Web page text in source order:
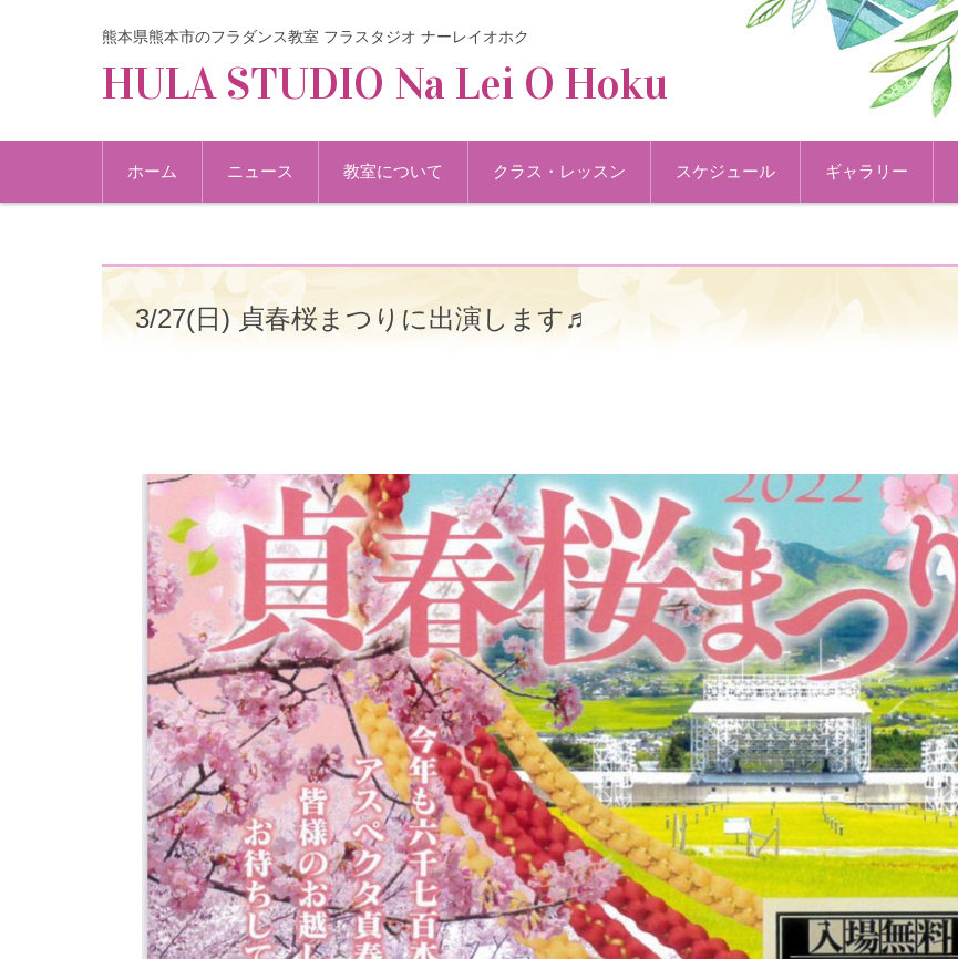
熊本県熊本市のフラダンス教室 フラスタジオ ナーレイオホク
HULA STUDIO Na Lei O Hoku
コンテンツに移動
ホーム
ニュース 教室について クラス・レッスン スケジュール ギャラリー
3/27(日) 貞春桜まつりに出演します♬